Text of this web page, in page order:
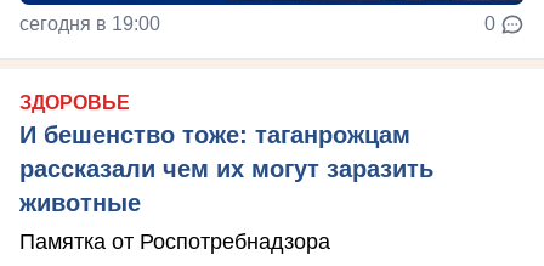
сегодня в 19:00 0
ЗДОРОВЬЕ
И бешенство тоже: таганрожцам
рассказали чем их могут заразить
животные
Памятка от Роспотребнадзора